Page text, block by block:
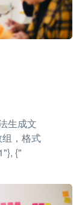
生成文
，格式
{"